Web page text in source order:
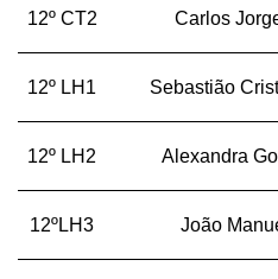
12º CT2 Carlos
12º LH1 Sebastião
12º LH2 Alexandra
12ºLH3 João